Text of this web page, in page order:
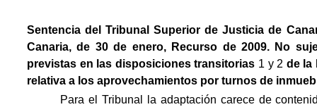
Sentencia del Tribunal Superior de Justicia de
Canaria, de 30 de enero, Recurso de 2009. No
previstas en las disposiciones transitorias 1 y 2 de la
relativa a los aprovechamientos por turnos de
Para el Tribunal la adaptación carece de